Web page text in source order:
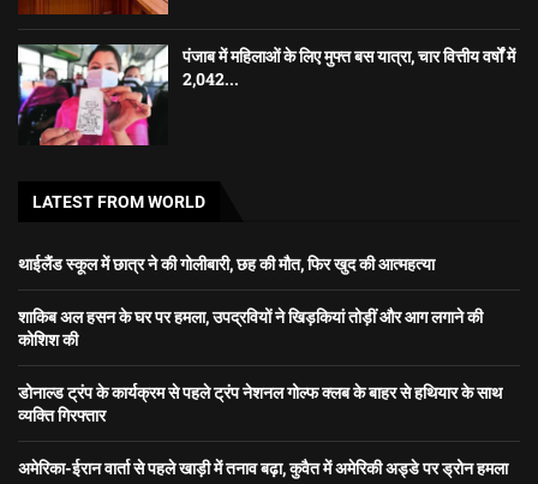
पंजाब में महिलाओं के लिए मुफ्त बस यात्रा, चार वित्तीय वर्षों में
2,042...
LATEST FROM WORLD
थाईलैंड स्कूल में छात्र ने की गोलीबारी, छह की मौत, फिर खुद की आत्महत्या
शाकिब अल हसन के घर पर हमला, उपद्रवियों ने खिड़कियां तोड़ीं और आग लगाने की
कोशिश की
डोनाल्ड ट्रंप के कार्यक्रम से पहले ट्रंप नेशनल गोल्फ क्लब के बाहर से हथियार के साथ
व्यक्ति गिरफ्तार
अमेरिका-ईरान वार्ता से पहले खाड़ी में तनाव बढ़ा, कुवैत में अमेरिकी अड्डे पर ड्रोन हमला